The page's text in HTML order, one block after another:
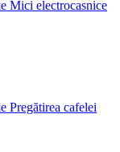
Mici electrocasnice
Pregătirea cafelei